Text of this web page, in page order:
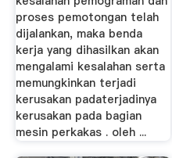
proses pemotongan telah
dijalankan, maka benda
kerja yang dihasilkan akan
mengalami kesalahan serta
memungkinkan terjadi
kerusakan padaterjadinya
kerusakan pada bagian
mesin perkakas . oleh ...